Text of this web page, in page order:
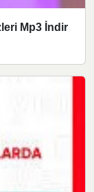
Mp3 İndir